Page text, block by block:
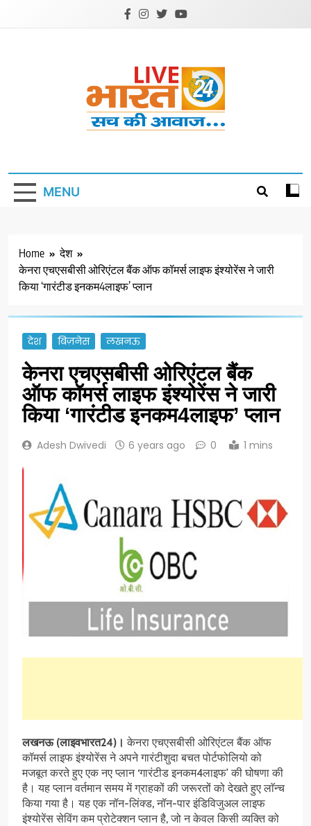
MENU
Home
देश
केनरा एचएसबीसी ओरिएंटल बैंक ऑफ कॉमर्स लाइफ इंश्योरेंस ने जारी
किया ‘गारंटीड इनकम4लाइफ’ प्लान
देश बिज़नेस लखनऊ
केनरा एचएसबीसी ओरिएंटल बैंक
ऑफ कॉमर्स लाइफ इंश्योरेंस ने जारी
किया ‘गारंटीड इनकम4लाइफ’ प्लान
Adesh Dwivedi 6 years ago 0 1 mins
लखनऊ (लाइवभारत24)। केनरा एचएसबीसी ओरिएंटल बैंक ऑफ
कॉमर्स लाइफ इंश्योरेंस ने अपने गारंटीशुदा बचत पोर्टफोलियो को
मजबूत करते हुए एक नए प्लान ‘गारंटीड इनकम4लाइफ’ की घोषणा की
है। यह प्लान वर्तमान समय में ग्राहकों की जरूरतों को देखते हुए लाॅन्च
किया गया है। यह एक नॉन-लिंक्ड, नॉन-पार इंडिविजुअल लाइफ
इंश्योरेंस सेविंग कम प्रोटेक्शन प्लान है, जो न केवल किसी व्यक्ति को